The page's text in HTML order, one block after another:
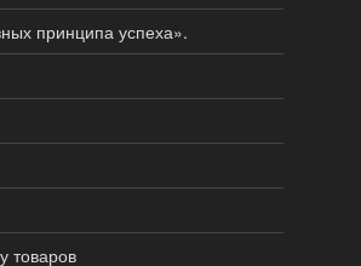
принципа успеха».
товаров